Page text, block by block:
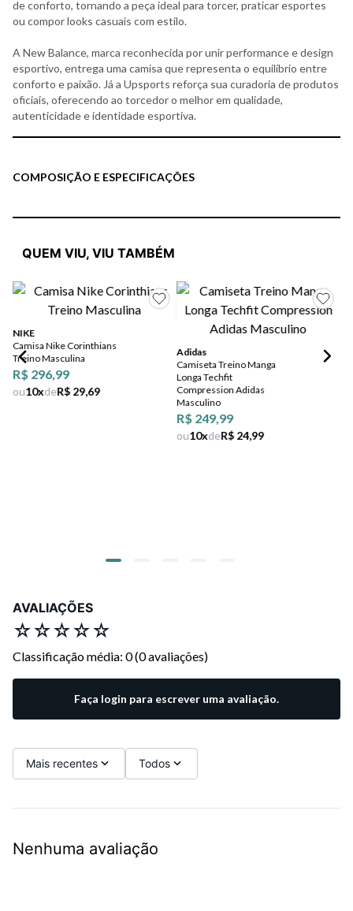
de conforto, tornando a peça ideal para torcer, praticar esportes
ou compor looks casuais com estilo.
A New Balance, marca reconhecida por unir performance e design
esportivo, entrega uma camisa que representa o equilíbrio entre
conforto e paixão. Já a Upsports reforça sua curadoria de produtos
oficiais, oferecendo ao torcedor o melhor em qualidade,
autenticidade e identidade esportiva.
COMPOSIÇÃO E ESPECIFICAÇÕES
QUEM VIU, VIU TAMBÉM
NIKE
Camisa Nike Corinthians
Treino Masculina
R$ 296,99
ou10xdeR$ 29,69
Adidas
Camiseta Treino Manga
Longa Techfit
Compression Adidas
Masculino
R$ 249,99
ou10xdeR$ 24,99
AVALIAÇÕES
☆☆☆☆☆
Classificação média: 0(0 avaliações)
Faça login para escrever uma avaliação.
Mais recentes Todos
Nenhuma avaliação